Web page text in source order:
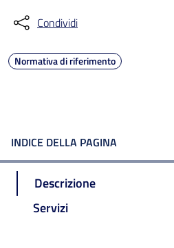
Condividi
Normativa di riferimento
INDICE DELLA PAGINA
Descrizione
Servizi